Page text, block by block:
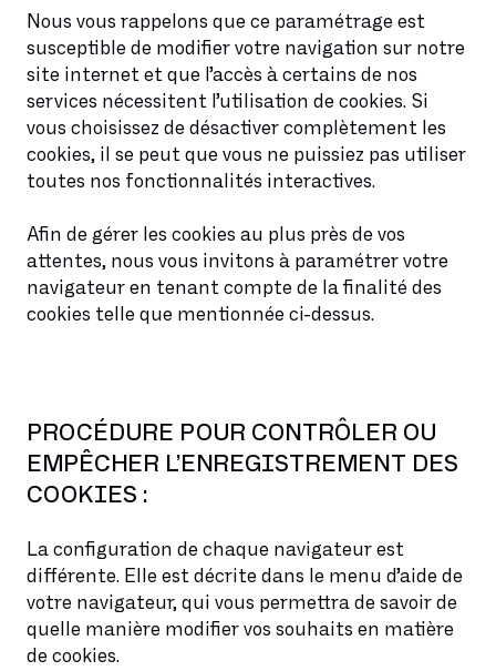
Nous vous rappelons que ce paramétrage est
susceptible de modifier votre navigation sur notre
site internet et que l’accès à certains de nos
services nécessitent l’utilisation de cookies. Si
vous choisissez de désactiver complètement les
cookies, il se peut que vous ne puissiez pas utiliser
toutes nos fonctionnalités interactives.
Afin de gérer les cookies au plus près de vos
attentes, nous vous invitons à paramétrer votre
navigateur en tenant compte de la finalité des
cookies telle que mentionnée ci-dessus.
PROCÉDURE POUR CONTRÔLER OU
EMPÊCHER L’ENREGISTREMENT DES
COOKIES :
La configuration de chaque navigateur est
différente. Elle est décrite dans le menu d’aide de
votre navigateur, qui vous permettra de savoir de
quelle manière modifier vos souhaits en matière
de cookies.